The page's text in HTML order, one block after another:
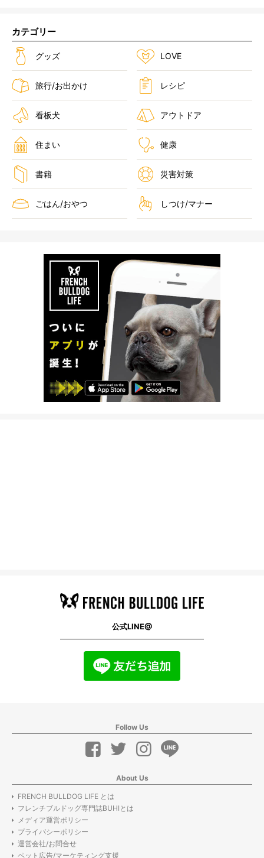
カテゴリー
グッズ LOVE
旅行/お出かけ レシピ
看板犬 アウトドア
住まい 健康
書籍 災害対策
ごはん/おやつ しつけ/マナー
公式LINE@
Follow Us
About Us
FRENCH BULLDOG LIFE とは
フレンチブルドッグ専門誌BUHIとは
メディア運営ポリシー
プライバシーポリシー
運営会社/お問合せ
ペット広告/マーケティング支援